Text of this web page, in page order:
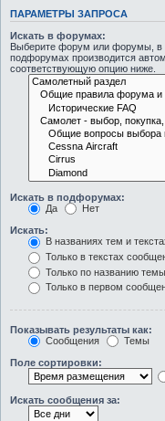
ПАРАМЕТРЫ ЗАПРОСА
Искать в форумах:
Выберите форум или форумы, в
подфорумах производится
соответствующую опцию ниже.
Искать в подфорумах:
Да
Нет
Искать:
В названиях тем и
Только в текстах
Только по названию темы
Только в первом
Показывать результаты как:
Сообщения
Темы
Поле сортировки:
Искать сообщения за: